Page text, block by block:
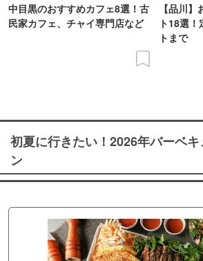
中目黒のおすすめカフェ8選！古
民家カフェ、チャイ専門店など
【品川
ト18選
トまで
初夏に行きたい！2026年バーベ
ン